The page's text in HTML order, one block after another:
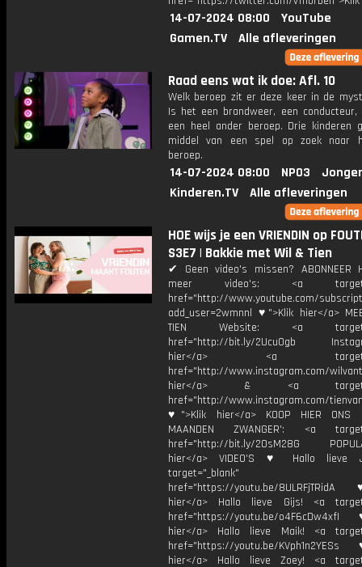
14-07-2024 08:00
YouTube
Gamen.TV
Alle afleveringen
Raad eens wat ik doe: Afl. 10
Welk beroep zit er deze keer in de
Is het een brandweer, een
een heel ander beroep. Drie kinderen
middel van een spel op zoek naar
beroep.
14-07-2024 08:00 NPO3
Kinderen.TV
Alle afleveringen
HOE wijs je een VRIENDIN op
S3E7 | Bakkie met Wil & Tien
✔ Geen video's missen? ABONNEER
meer video's: <a
href="http://www.youtube.com/
add_user=2wmnnl ♥">Klik hier</a>
TIEN Website: <a
href="http://bit.ly/2Ucu0gb
hier</a> <a
href="http://www.instagram.com/
hier</a> & <a
href="http://www.instagram.com/
♥">Klik hier</a> KOOP HIER ONS
MAANDEN ZWANGER': <a
href="http://bit.ly/2OsM28G
hier</a> VIDEO'S ♥ Hallo lieve
target="_blank"
href="https://youtu.be/
hier</a> Hallo lieve Gijs! <a
href="https://youtu.be/
hier</a> Hallo lieve Maik! <a
href="https://youtu.be/
hier</a> Hallo lieve Zoey! <a